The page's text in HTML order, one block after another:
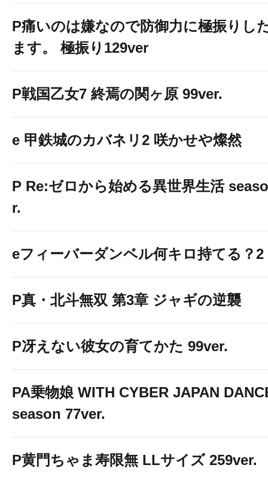
P痛いのは嫌なので防御力に極振りし
ます。 極振り129ver
P戦国乙女7 終焉の関ヶ原 99ver.
e 甲鉄城のカバネリ2 咲かせや燦然
P Re:ゼロから始める異世界生活
r.
eフィーバーダンベル何キロ持てる？2
P真・北斗無双 第3章 ジャギの逆襲
P冴えない彼女の育てかた 99ver.
PA乗物娘 WITH CYBER JAPAN
season 77ver.
P黄門ちゃま寿限無 LLサイズ 259ver.